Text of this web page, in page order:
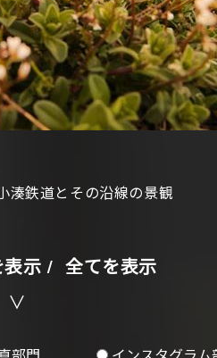
湊鉄道とその沿線の景観
表示 / 全てを表示